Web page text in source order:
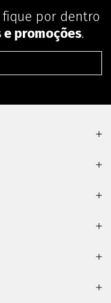
fique por dentro
e promoções.